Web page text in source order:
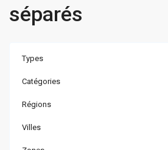
séparés
Types
Catégories
Régions
Villes